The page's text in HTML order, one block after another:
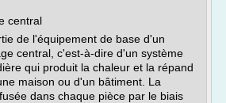
central
de l'équipement de base d'un
central, c'est-à-dire d'un système
qui produit la chaleur et la répand
maison ou d'un bâtiment. La
dans chaque pièce par le biais